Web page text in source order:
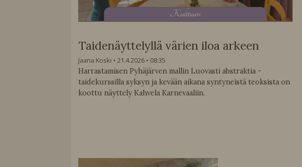
Kulttuuri
Taidenäyttelyllä värien iloa arkeen
Jaana Koski 21.4.2026
08:35
Harrastamisen Pyhäjärven mallin Luovasti abstraktia -
taidekurssilla syksyn ja kevään aikana syntyneistä teoksista on
koottu näyttely Kahvela Karnevaaliin.